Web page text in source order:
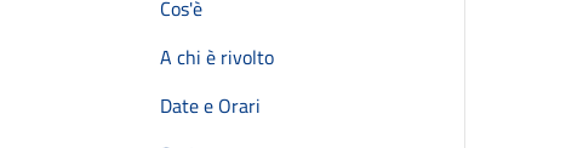
Cos'è
A chi è rivolto
Date e Orari